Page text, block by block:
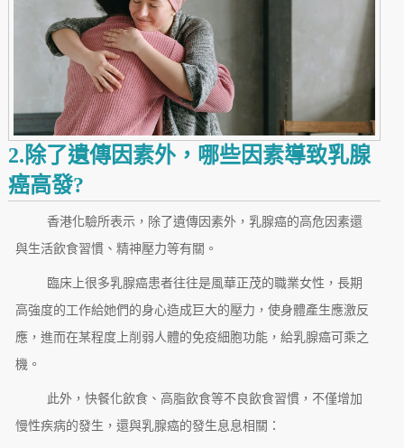
2.除了遺傳因素外，哪些因素導致乳腺
癌高發?
香港化驗所表示，除了遺傳因素外，乳腺癌的高危因素還
與生活飲食習慣、精神壓力等有關。
臨床上很多乳腺癌患者往往是風華正茂的職業女性，長期
高強度的工作給她們的身心造成巨大的壓力，使身體產生應激反
應，進而在某程度上削弱人體的免疫細胞功能，給乳腺癌可乘之
機。
此外，快餐化飲食、高脂飲食等不良飲食習慣，不僅增加
慢性疾病的發生，還與乳腺癌的發生息息相關：